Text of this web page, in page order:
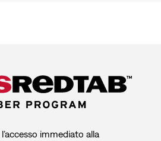
immediato alla